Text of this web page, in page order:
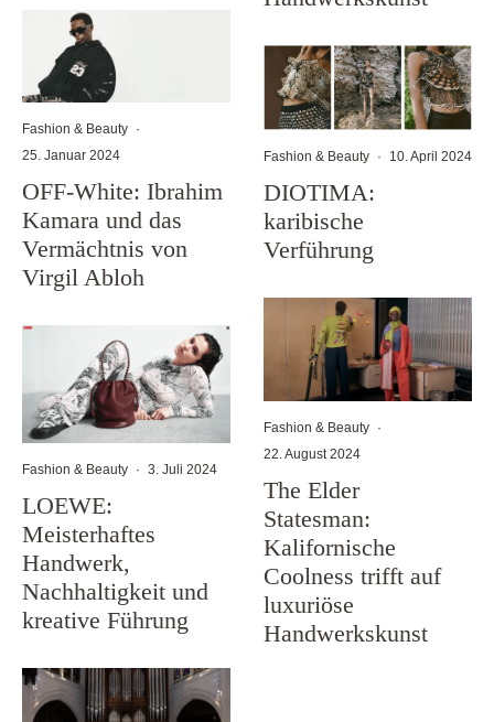
Fashion & Beauty ·
25. Januar 2024
OFF-White: Ibrahim
Kamara und das
Vermächtnis von
Virgil Abloh
Fashion & Beauty · 3. Juli 2024
LOEWE:
Meisterhaftes
Handwerk,
Nachhaltigkeit und
kreative Führung
Fashion & Beauty · 10. April 2024
DIOTIMA:
karibische
Verführung
Fashion & Beauty ·
22. August 2024
The Elder
Statesman:
Kalifornische
Coolness trifft auf
luxuriöse
Handwerkskunst